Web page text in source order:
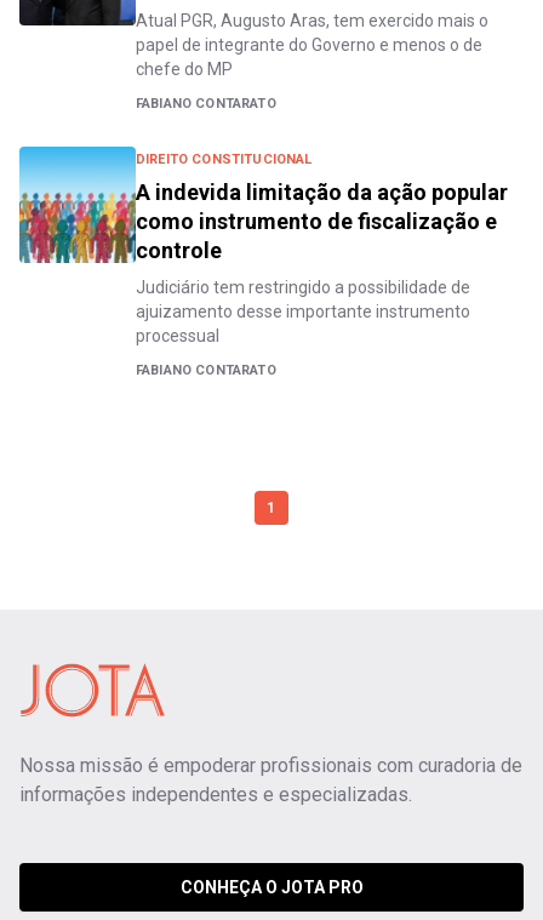
Atual PGR, Augusto Aras, tem exercido mais o
papel de integrante do Governo e menos o de
chefe do MP
FABIANO CONTARATO
DIREITO CONSTITUCIONAL
A indevida limitação da ação popular
como instrumento de fiscalização e
controle
Judiciário tem restringido a possibilidade de
ajuizamento desse importante instrumento
processual
FABIANO CONTARATO
1
Nossa missão é empoderar profissionais com curadoria de
informações independentes e especializadas.
CONHEÇA O JOTA PRO